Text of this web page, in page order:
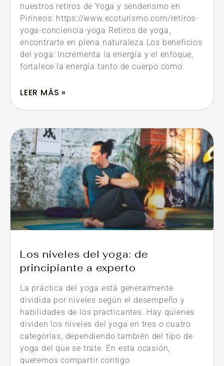
nuestros retiros de Yoga y senderismo en
Pirineos: https://www.ecoturismo.com/retiros-
yoga-conciencia-yoga Retiros de yoga,
encontrarte en plena naturaleza Los beneficios
del yoga: Incrementa la energía y el enfoque,
fortalece la energía tanto de cuerpo como
LEER MÁS »
Los niveles del yoga: de
principiante a experto
La práctica del yoga está generalmente
dividida por niveles según el desempeño y
habilidades de los practicantes. Hay quienes
dividen los niveles del yoga en tres o cuatro
categorías, dependiendo también del tipo de
yoga del que se trate. En esta ocasión,
queremos compartir contigo